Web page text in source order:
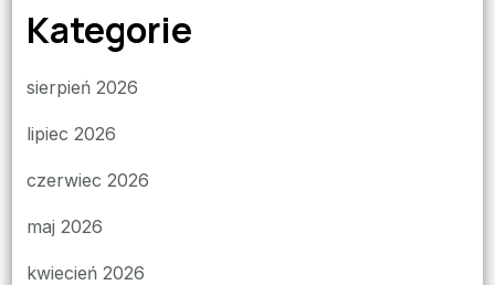
Kategorie
sierpień 2026
lipiec 2026
czerwiec 2026
maj 2026
kwiecień 2026